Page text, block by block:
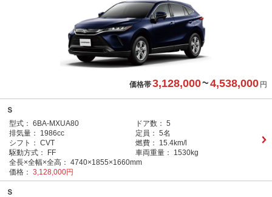
価格帯3,128,000~4,538,000 円
Ｓ
型式： 6BA-MXUA80 ドア数： 5
排気量：
1986cc 定員： 5名
シフト： CVT 燃費：
15.4km/l
駆動方式：
FF 車両重量：
1530kg
全長×全幅×全高： 4740×1855×1660mm
価格： 3,128,000円
Ｓ